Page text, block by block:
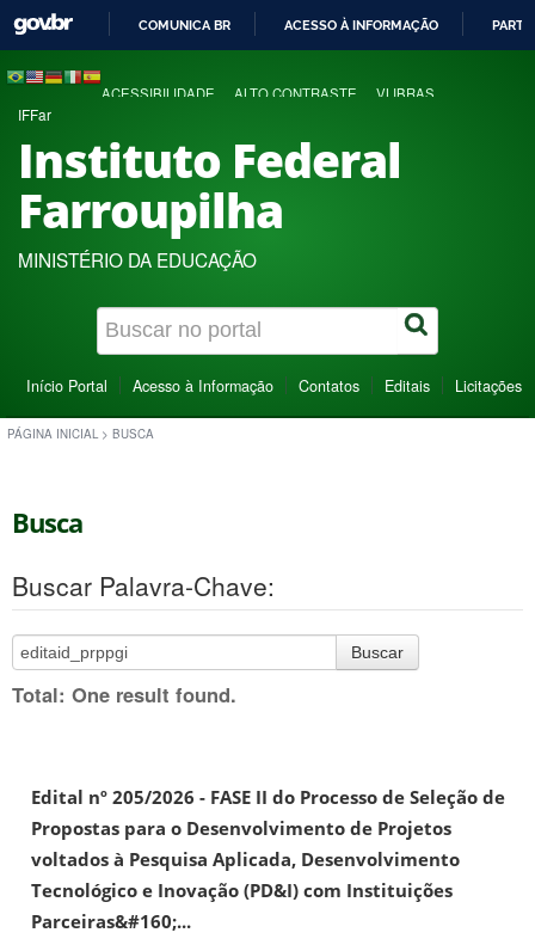
COMUNICA BR ACESSO À INFORMAÇÃO
ACESSIBILIDADE ALTO CONTRASTE VLIBRAS
IFFar
Instituto Federal
Farroupilha
MINISTÉRIO DA EDUCAÇÃO
Início Portal Acesso à Informação Contatos Editais Licitações
PÁGINA INICIAL > BUSCA
Busca
Buscar Palavra-Chave:
Buscar
Total: One result found.
Edital nº 205/2026 - FASE II do Processo de Seleção de
Propostas para o Desenvolvimento de Projetos
voltados à Pesquisa Aplicada, Desenvolvimento
Tecnológico e Inovação (PD&I) com Instituições
Parceiras&#160;...